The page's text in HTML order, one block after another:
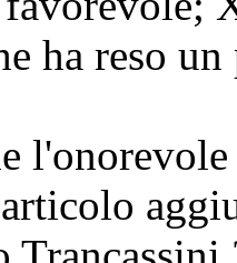
ha reso